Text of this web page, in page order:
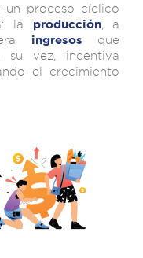
un proceso cíclico
la
producción, a
ingresos que
su vez, incentiva
el crecimiento